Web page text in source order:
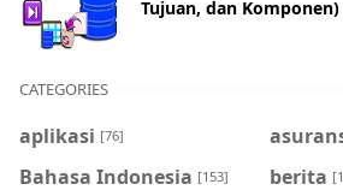
Tujuan, dan Komponen)
CATEGORIES
aplikasi [76]
Bahasa Indonesia [153] berita